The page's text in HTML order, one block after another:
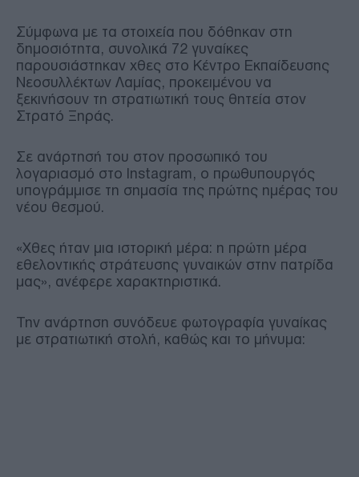
Σύμφωνα με τα στοιχεία που δόθηκαν στη
δημοσιότητα, συνολικά 72 γυναίκες
παρουσιάστηκαν χθες στο Κέντρο Εκπαίδευσης
Νεοσυλλέκτων Λαμίας, προκειμένου να
ξεκινήσουν τη στρατιωτική τους θητεία στον
Στρατό Ξηράς.
Σε ανάρτησή του στον προσωπικό του
λογαριασμό στο Instagram, ο πρωθυπουργός
υπογράμμισε τη σημασία της πρώτης ημέρας του
νέου θεσμού.
«Χθες ήταν μια ιστορική μέρα: η πρώτη μέρα
εθελοντικής στράτευσης γυναικών στην πατρίδα
μας», ανέφερε χαρακτηριστικά.
Την ανάρτηση συνόδευε φωτογραφία γυναίκας
με στρατιωτική στολή, καθώς και το μήνυμα: